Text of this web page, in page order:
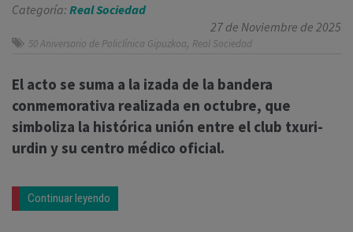
Categoría: Real Sociedad
27 de Noviembre de 2025
50 Aniversario de Policlínica Gipuzkoa, Real Sociedad
El acto se suma a la izada de la bandera
conmemorativa realizada en octubre, que
simboliza la histórica unión entre el club txuri-
urdin y su centro médico oficial.
Continuar leyendo